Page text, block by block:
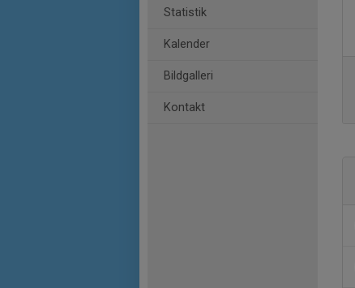
Statistik
Kalender
Bildgalleri
Kontakt